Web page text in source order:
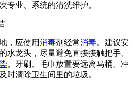
专业、系统的清洗维护。
，应使用消毒剂经常消毒。建议安
水龙头，尽量避免直接接触把手、
。牙刷、毛巾放置要远离马桶。冲
时清除卫生间里的垃圾。